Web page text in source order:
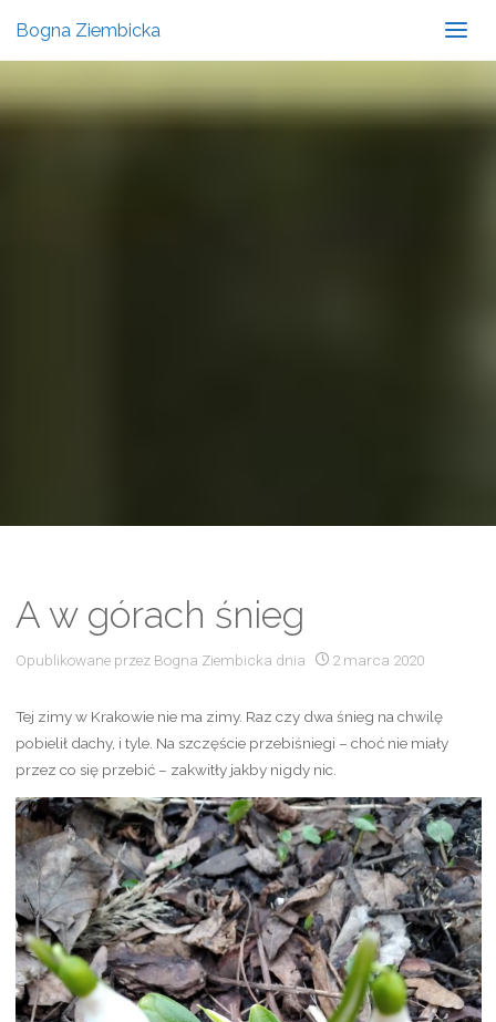
Bogna Ziembicka
A w górach śnieg
Opublikowane przez Bogna Ziembicka dnia 2 marca 2020
Tej zimy w Krakowie nie ma zimy. Raz czy dwa śnieg na chwilę
pobielił dachy, i tyle. Na szczęście przebiśniegi – choć nie miały
przez co się przebić – zakwitły jakby nigdy nic.